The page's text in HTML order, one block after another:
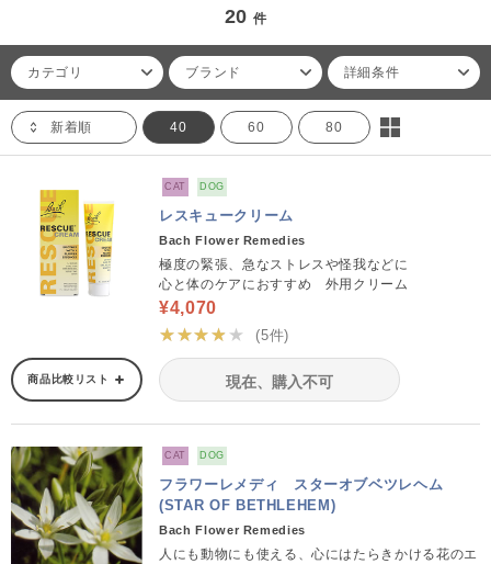
20 件
カテゴリ ブランド 詳細条件
新着順 40 60 80
CAT DOG
レスキュークリーム
Bach Flower Remedies
極度の緊張、急なストレスや怪我などに
心と体のケアにおすすめ 外用クリーム
¥4,070
★★★★★
(5件)
商品比較リスト 現在、購入不可
CAT DOG
フラワーレメディ スターオブベツレヘム
(STAR OF BETHLEHEM)
Bach Flower Remedies
人にも動物にも使える、心にはたらきかける花のエ